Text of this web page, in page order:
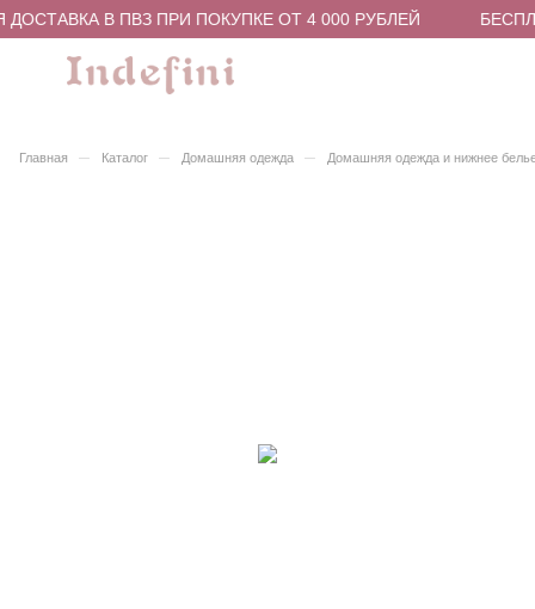
В ПВЗ ПРИ ПОКУПКЕ ОТ 4 000 РУБЛЕЙ
Главная – Каталог – Домашняя одежда – Домашняя одежда и нижнее